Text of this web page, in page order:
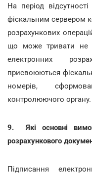
На період
фіскальним сервером
розрахункових
що може тривати не
електронних
присвоюються
номерів,
контролюючого органу.
9. Які основні
розрахункового
Підписання